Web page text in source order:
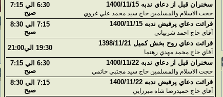
سخنران قبل از دعاي ندبه 1400/11/15
6:30 الي 7:15
صبح
حجت الاسلام والمسلمين حاج سيد محمد علي غروي
قرائت دعاي پرفيض ندبه 1400/11/15
7:15 الي 8:30
صبح
آقاي حاج احمد شربياني
قرائت دعاي روح بخش کميل 1398/11/21
19:30 الي21:00
آقاي حاج محمد مهدي رهنما
سخنران قبل از دعاي ندبه 1400/11/22
6:30 الي 7:15
صبح
حجت الاسلام والمسلمين حاج سيد مجتبي خاتمي
قرائت دعاي پرفيض ندبه 1400/11/22
7:15 الي 8:30
صبح
آقاي حاج حميدرضا شاه ميرزايي